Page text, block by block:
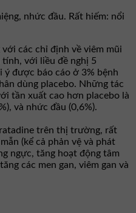
nhức đầu. Rất hiếm: nổi
các chỉ định về viêm mũi
với liều đề nghị 5
ý được báo cáo ở 3% bệnh
dùng placebo. Những tác
tần xuất cao hơn placebo là
và nhức đầu (0,6%).
trên thị trường, rất
(kể cả phản vệ và phát
ngực, tăng hoạt động tâm
các men gan, viêm gan và